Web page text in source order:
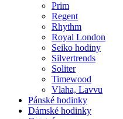
Prim
Regent
Rhythm
Royal London
Seiko hodiny
Silvertrends
Soliter
Timewood
Vlaha, Lavvu
Pánské hodinky
Dámské hodinky